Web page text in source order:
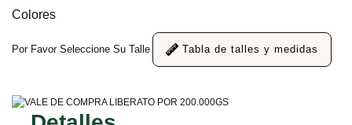
Colores
Por Favor Seleccione Su Talle Tabla de talles y medidas